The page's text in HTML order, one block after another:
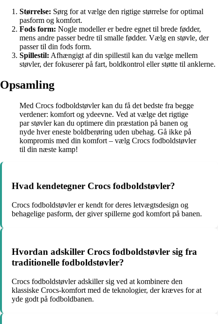
Størrelse: Sørg for at vælge den rigtige størrelse for optimal
pasform og komfort.
Fods form: Nogle modeller er bedre egnet til brede fødder,
mens andre passer bedre til smalle fødder. Vælg en støvle, der
passer til din fods form.
Spillestil: Afhængigt af din spillestil kan du vælge mellem
støvler, der fokuserer på fart, boldkontrol eller støtte til anklerne.
Opsamling
Med Crocs fodboldstøvler kan du få det bedste fra begge
verdener: komfort og ydeevne. Ved at vælge det rigtige
par støvler kan du optimere din præstation på banen og
nyde hver eneste boldberøring uden ubehag. Gå ikke på
kompromis med din komfort – vælg Crocs fodboldstøvler
til din næste kamp!
Hvad kendetegner Crocs fodboldstøvler?
Crocs fodboldstøvler er kendt for deres letvægtsdesign og
behagelige pasform, der giver spillerne god komfort på banen.
Hvordan adskiller Crocs fodboldstøvler sig fra
traditionelle fodboldstøvler?
Crocs fodboldstøvler adskiller sig ved at kombinere den
klassiske Crocs-komfort med de teknologier, der kræves for at
yde godt på fodboldbanen.